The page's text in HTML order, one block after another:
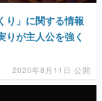
り」に関する情報
りが主人公を強く
2020年8月11日 公開